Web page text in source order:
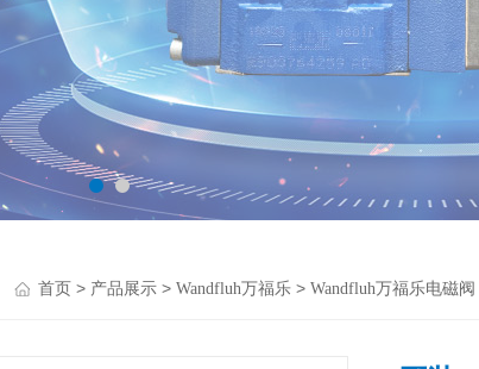
首页 > 产品展示 > Wandfluh万福乐 > Wandfluh万福乐电磁阀